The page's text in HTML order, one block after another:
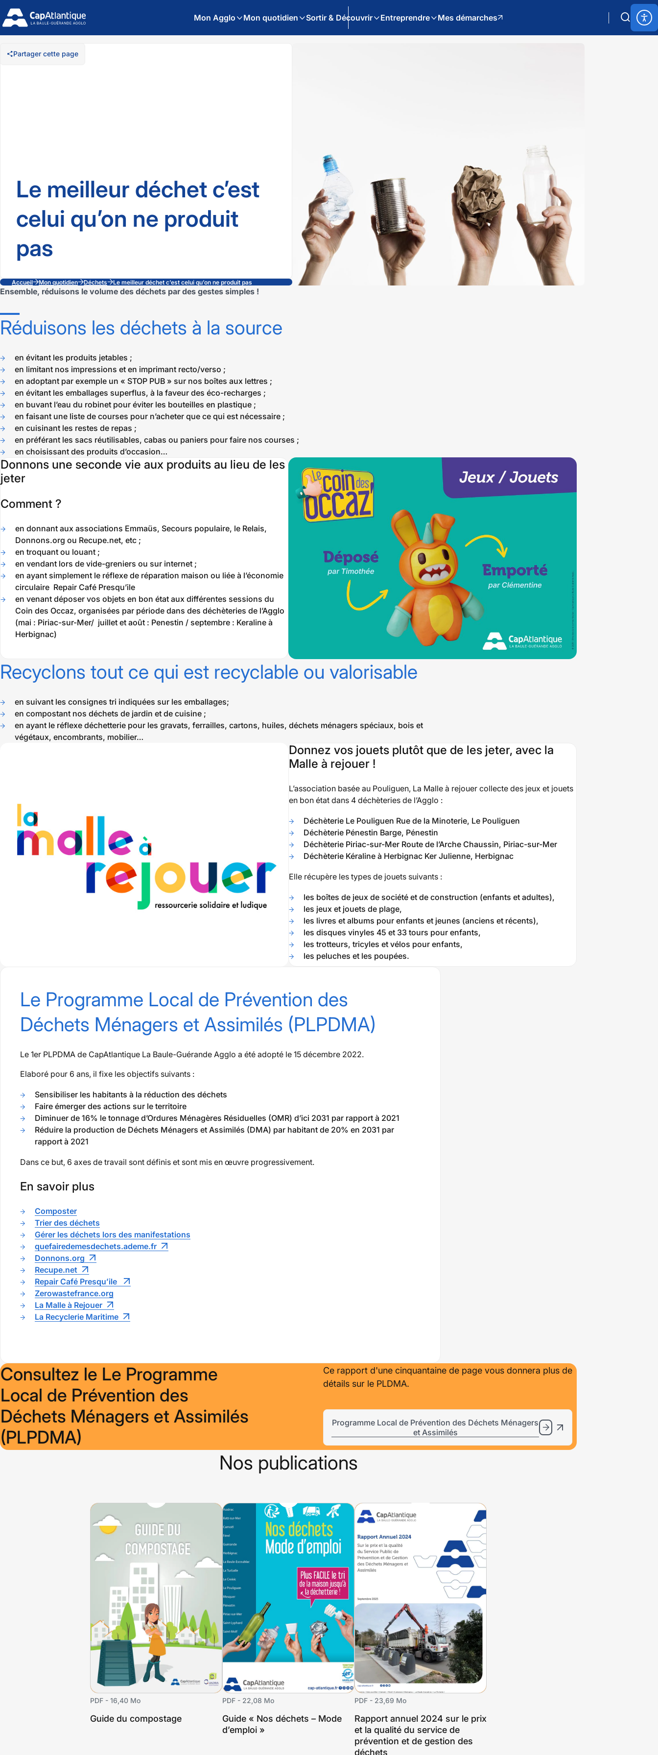
Mon Agglo Mon quotidien Sortir & Découvrir Entreprendre Mes démarches
Le meilleur déchet c’est
celui qu’on ne produit
pas
Partager cette page
Accueil Mon quotidien Déchets Le meilleur déchet c’est celui qu’on ne produit pas
Ensemble, réduisons le volume des déchets par des gestes simples !
Réduisons les déchets à la source
en évitant les produits jetables ;
en limitant nos impressions et en imprimant recto/verso ;
en adoptant par exemple un « STOP PUB » sur nos boîtes aux lettres ;
en évitant les emballages superflus, à la faveur des éco-recharges ;
en buvant l’eau du robinet pour éviter les bouteilles en plastique ;
en faisant une liste de courses pour n’acheter que ce qui est nécessaire ;
en cuisinant les restes de repas ;
en préférant les sacs réutilisables, cabas ou paniers pour faire nos courses ;
en choisissant des produits d’occasion…
Donnons une seconde vie aux produits au lieu de les
jeter
Comment ?
en donnant aux associations Emmaüs, Secours populaire, le Relais,
Donnons.org ou Recupe.net, etc ;
en troquant ou louant ;
en vendant lors de vide-greniers ou sur internet ;
en ayant simplement le réflexe de réparation maison ou liée à l’économie
circulaire Repair Café Presqu’ile
en venant déposer vos objets en bon état aux différentes sessions du
Coin des Occaz, organisées par période dans des déchèteries de l’Agglo
(mai : Piriac-sur-Mer/ juillet et août : Penestin / septembre : Keraline à
Herbignac)
Recyclons tout ce qui est recyclable ou valorisable
en suivant les consignes tri indiquées sur les emballages;
en compostant nos déchets de jardin et de cuisine ;
en ayant le réflexe déchetterie pour les gravats, ferrailles, cartons, huiles, déchets ménagers spéciaux, bois et
végétaux, encombrants, mobilier…
Donnez vos jouets plutôt que de les jeter, avec la
Malle à rejouer !
L’association basée au Pouliguen, La Malle à rejouer collecte des jeux et jouets
en bon état dans 4 déchèteries de l’Agglo :
Déchèterie Le Pouliguen Rue de la Minoterie, Le Pouliguen
Déchèterie Pénestin Barge, Pénestin
Déchèterie Piriac-sur-Mer Route de l’Arche Chaussin, Piriac-sur-Mer
Déchèterie Kéraline à Herbignac Ker Julienne, Herbignac
Elle récupère les types de jouets suivants :
les boîtes de jeux de société et de construction (enfants et adultes),
les jeux et jouets de plage,
les livres et albums pour enfants et jeunes (anciens et récents),
les disques vinyles 45 et 33 tours pour enfants,
les trotteurs, tricyles et vélos pour enfants,
les peluches et les poupées.
Le Programme Local de Prévention des
Déchets Ménagers et Assimilés (PLPDMA)
Le 1er PLPDMA de CapAtlantique La Baule-Guérande Agglo a été adopté le 15 décembre 2022.
Elaboré pour 6 ans, il fixe les objectifs suivants :
Sensibiliser les habitants à la réduction des déchets
Faire émerger des actions sur le territoire
Diminuer de 16% le tonnage d’Ordures Ménagères Résiduelles (OMR) d’ici 2031 par rapport à 2021
Réduire la production de Déchets Ménagers et Assimilés (DMA) par habitant de 20% en 2031 par
rapport à 2021
Dans ce but, 6 axes de travail sont définis et sont mis en œuvre progressivement.
En savoir plus
Composter
Trier des déchets
Gérer les déchets lors des manifestations
quefairedemesdechets.ademe.fr
Donnons.org
Recupe.net
Repair Café Presqu’ile
Zerowastefrance.org
La Malle à Rejouer
La Recyclerie Maritime
Consultez le Le Programme
Local de Prévention des
Déchets Ménagers et Assimilés
(PLPDMA)
Ce rapport d'une cinquantaine de page vous donnera plus de
détails sur le PLDMA.
Programme Local de Prévention des Déchets Ménagers
et Assimilés
Nos publications
PDF - 16,40 Mo
Guide du compostage
PDF - 22,08 Mo
Guide « Nos déchets – Mode
d’emploi »
PDF - 23,69 Mo
Rapport annuel 2024 sur le prix
et la qualité du service de
prévention et de gestion des
déchets